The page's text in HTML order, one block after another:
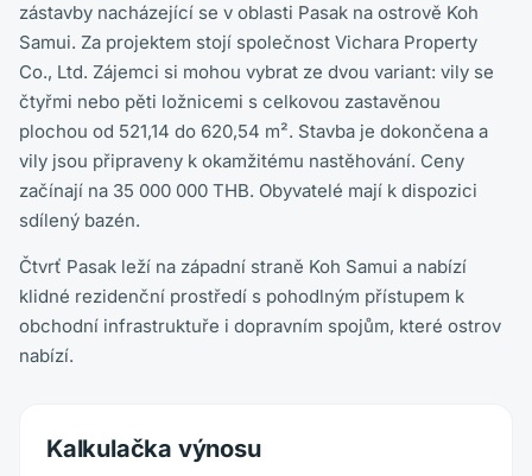
zástavby nacházející se v oblasti Pasak na ostrově Koh
Samui. Za projektem stojí společnost Vichara Property
Co., Ltd. Zájemci si mohou vybrat ze dvou variant: vily se
čtyřmi nebo pěti ložnicemi s celkovou zastavěnou
plochou od 521,14 do 620,54 m². Stavba je dokončena a
vily jsou připraveny k okamžitému nastěhování. Ceny
začínají na 35 000 000 THB. Obyvatelé mají k dispozici
sdílený bazén.
Čtvrť Pasak leží na západní straně Koh Samui a nabízí
klidné rezidenční prostředí s pohodlným přístupem k
obchodní infrastruktuře i dopravním spojům, které ostrov
nabízí.
Kalkulačka výnosu